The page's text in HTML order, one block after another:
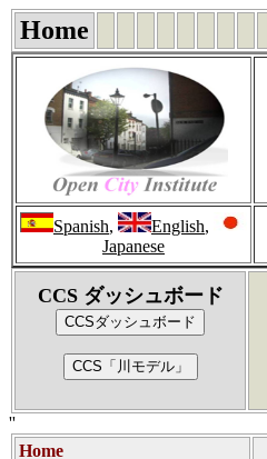
Home
Spanish, English,
Japanese
CCS ダッシュボード
''
Home